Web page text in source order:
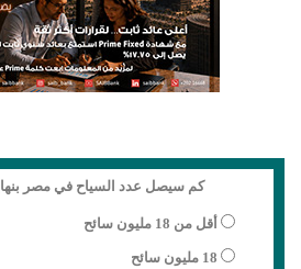
كم سيصل عدد السياح في مصر
أقل من 18 مليون سائح
18 مليون سائح